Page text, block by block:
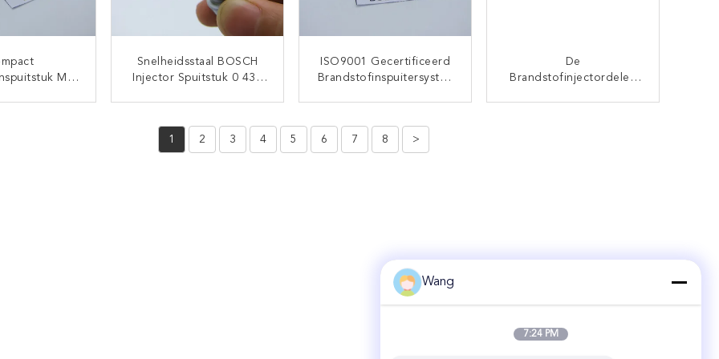
Met
Snelheidsstaal BOSCH
Injector Spuitstuk 0 433
ISO9001 Gecertificeerd
Brandstofinspuitersystee
De
Brandstofinjectordelen
1 2 3 4 5 6 7 8 >
Wang
7:24 PM